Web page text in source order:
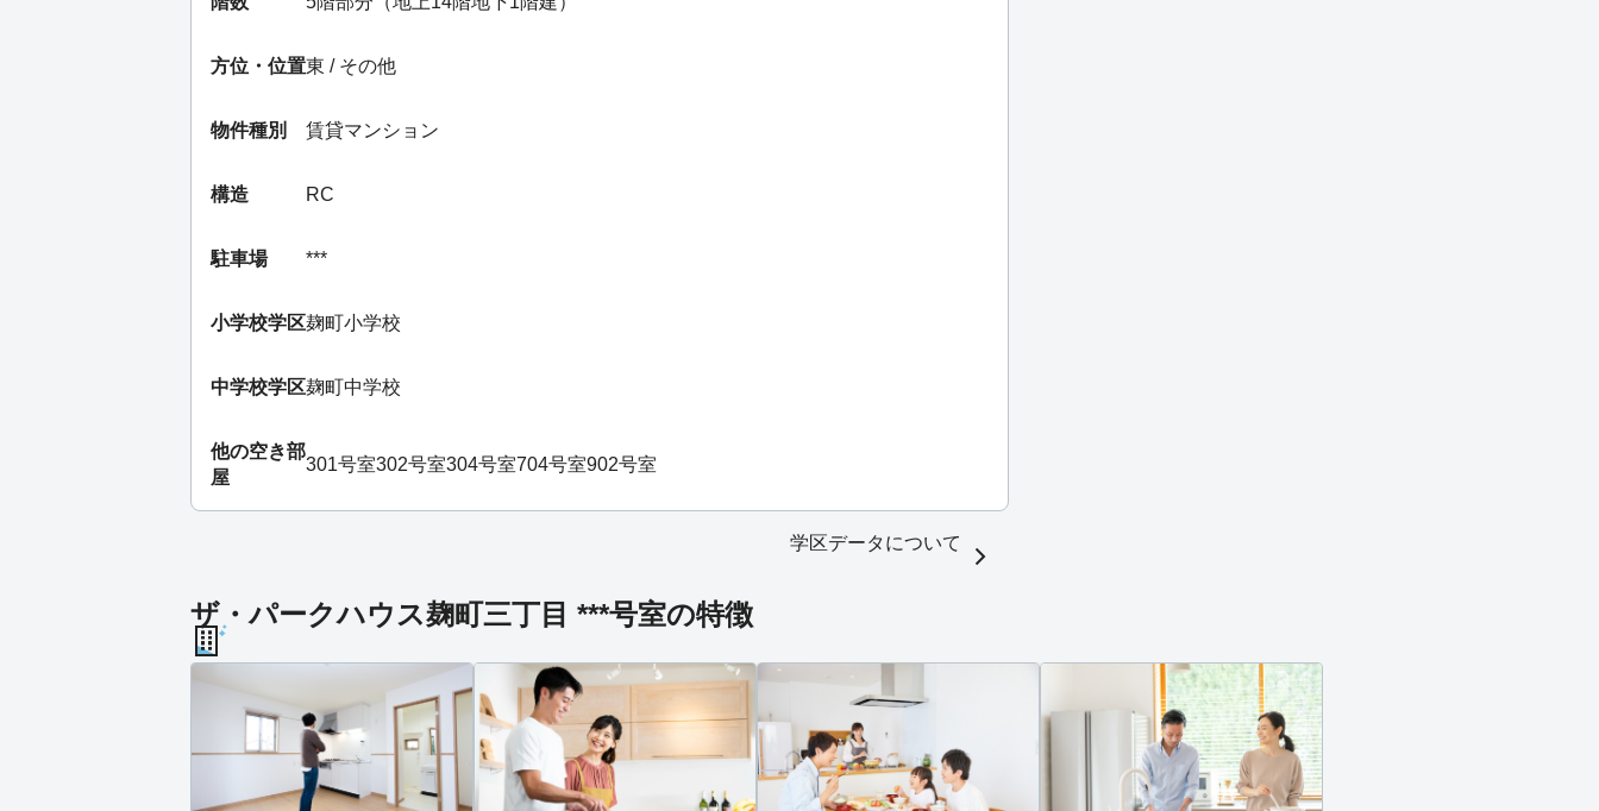
方位・位置東 / その他
物件種別 賃貸マンション
構造 RC
駐車場 ***
小学校学区麹町小学校
中学校学区麹町中学校
他の空き部
屋
301号室302号室304号室704号室902号室
学区データについて
ザ・パークハウス麹町三丁目 ***号室の特徴